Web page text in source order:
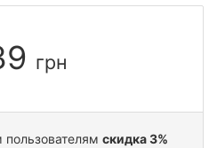
грн
скидка 3%